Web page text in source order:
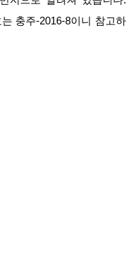
충주-2016-8이니 참고하